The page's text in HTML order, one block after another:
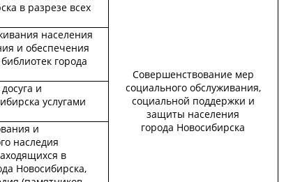
в разрезе всех
Совершенствование мер
социального обслуживания,
социальной поддержки и
защиты населения
города Новосибирска
населения
и обеспечения
города
и
услугами
и
наследия
в
Новосибирска,